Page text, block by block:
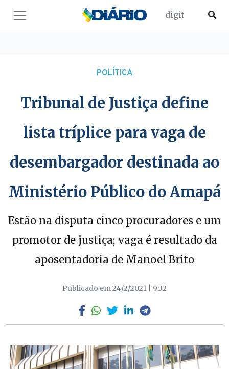
POLÍTICA
Tribunal de Justiça define
lista tríplice para vaga de
desembargador destinada ao
Ministério Público do Amapá
Estão na disputa cinco procuradores e um
promotor de justiça; vaga é resultado da
aposentadoria de Manoel Brito
Publicado em 24/2/2021 | 9:32